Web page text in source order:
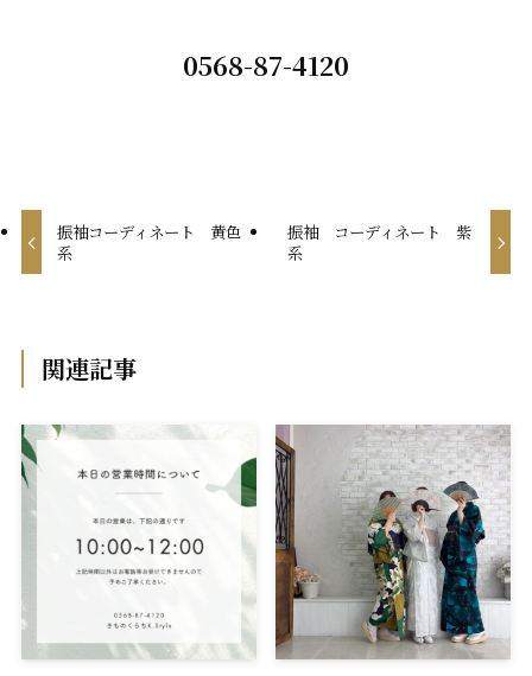
0568-87-4120
振袖コーディネート 黄色
系
振袖 コーディネート 紫
系
関連記事